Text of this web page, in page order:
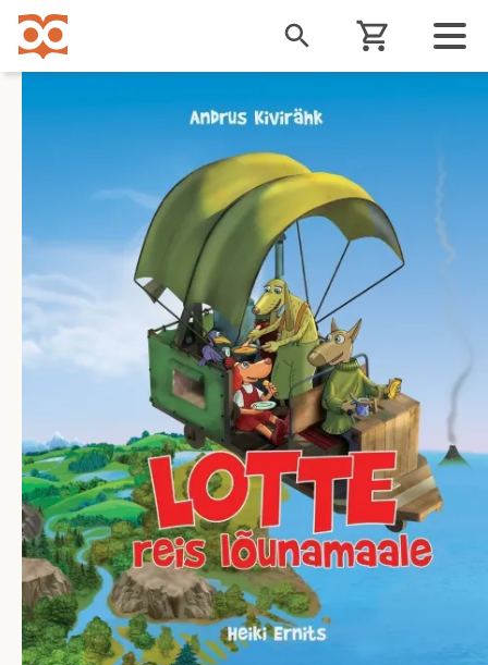
Liigu
edasi
põhisisu
juurde